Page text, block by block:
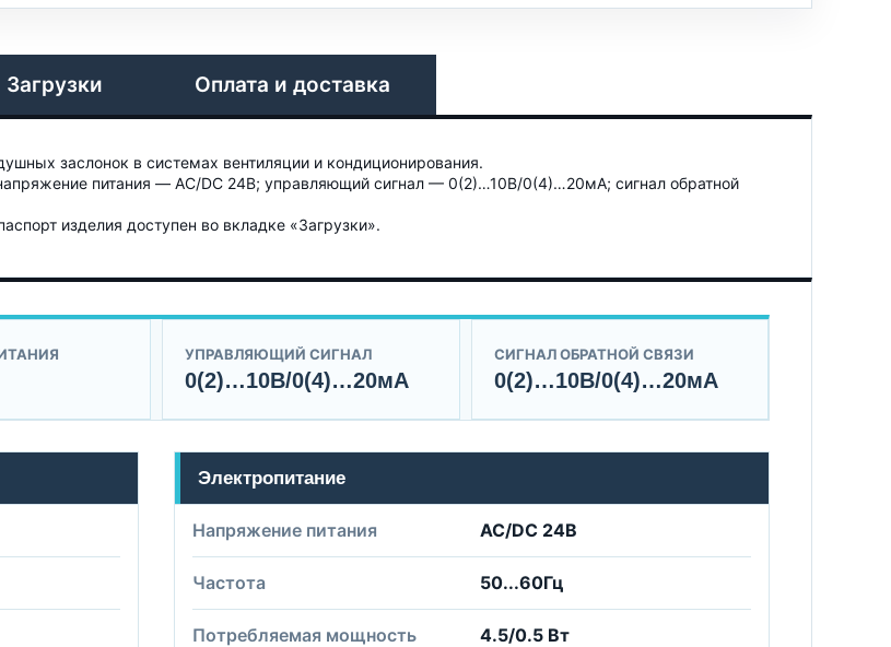
Загрузки Оплата и доставка
заслонок в системах вентиляции и кондиционирования.
питания — AC/DC 24B; управляющий сигнал — 0(2)…10В/0(4)…20мА; сигнал обратной
изделия доступен во вкладке «Загрузки».
УПРАВЛЯЮЩИЙ СИГНАЛ
0(2)…10В/0(4)…20мА
СИГНАЛ ОБРАТНОЙ СВЯЗИ
0(2)…10В/0(4)…20мА
Электропитание
Напряжение питания AC/DC 24B
Частота 50...60Гц
Потребляемая мощность
4.5/0.5 Вт